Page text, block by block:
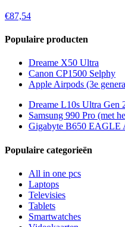
€87,54
Populaire producten
Dreame X50 Ultra
Canon CP1500 Selphy
Apple Airpods (3e
Dreame L10s Ultra Gen
Samsung 990 Pro (met
Gigabyte B650 EAGLE
Populaire categorieën
All in one pcs
Laptops
Televisies
Tablets
Smartwatches